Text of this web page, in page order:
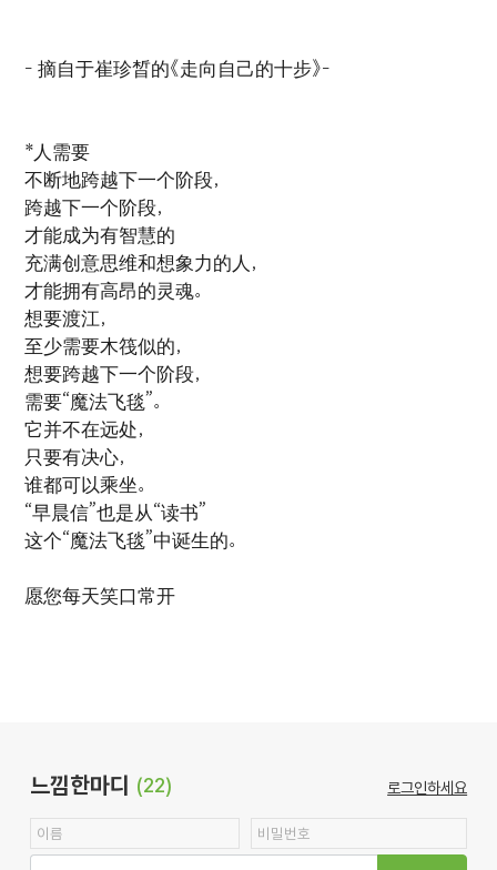
- 摘自于崔珍晳的《走向自己的十步》-
*人需要
不断地跨越下一个阶段，
跨越下一个阶段，
才能成为有智慧的
充满创意思维和想象力的人，
才能拥有高昂的灵魂。
想要渡江，
至少需要木筏似的，
想要跨越下一个阶段，
需要“魔法飞毯”。
它并不在远处，
只要有决心，
谁都可以乘坐。
“早晨信”也是从“读书”
这个“魔法飞毯”中诞生的。
愿您每天笑口常开
느낌한마디 (22) 로그인하세요